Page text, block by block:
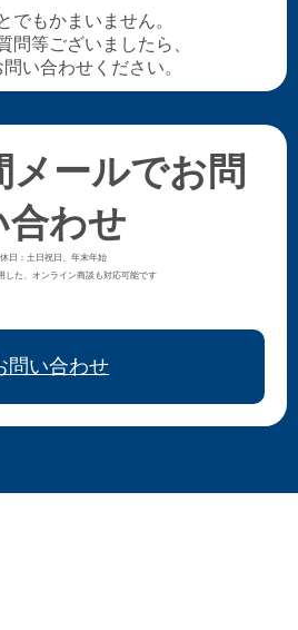
でもかまいません。
問等ございましたら、
い合わせください。
メールでお問
合わせ
日：土日祝日、年末年始
した、オンライン商談も対応可能です
問い合わせ